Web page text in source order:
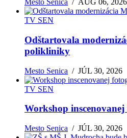
Mesto Senica /AUG 06, 2026
TV SEN
Odštartovala
polikliniky
Mesto Senica /JÚL 30, 2026
TV SEN
Workshop
Mesto Senica /JÚL 30, 2026